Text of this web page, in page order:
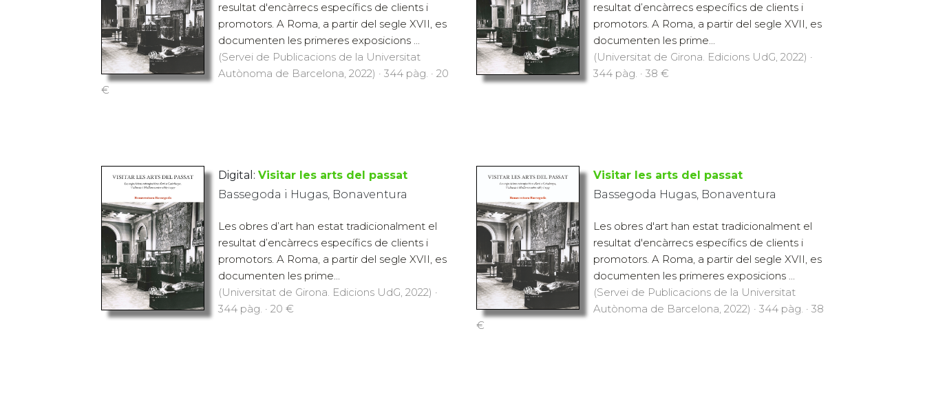
resultat d'encàrrecs específics de clients i
promotors. A Roma, a partir del segle XVII, es
documenten les primeres exposicions ...
(Servei de Publicacions de la Universitat
Autònoma de Barcelona, 2022) · 344 pàg. · 20
€
resultat d’encàrrecs específics de clients i
promotors. A Roma, a partir del segle XVII, es
documenten les prime...
(Universitat de Girona. Edicions UdG, 2022) ·
344 pàg. · 38 €
Digital: Visitar les arts del passat
Bassegoda i Hugas, Bonaventura
Les obres d’art han estat tradicionalment el
resultat d’encàrrecs específics de clients i
promotors. A Roma, a partir del segle XVII, es
documenten les prime...
(Universitat de Girona. Edicions UdG, 2022) ·
344 pàg. · 20 €
Visitar les arts del passat
Bassegoda Hugas, Bonaventura
Les obres d'art han estat tradicionalment el
resultat d'encàrrecs específics de clients i
promotors. A Roma, a partir del segle XVII, es
documenten les primeres exposicions ...
(Servei de Publicacions de la Universitat
Autònoma de Barcelona, 2022) · 344 pàg. · 38
€